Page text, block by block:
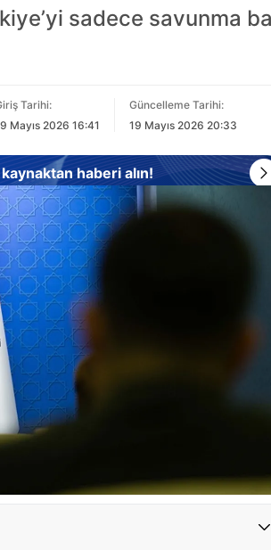
sadece savunma
Tarihi:
Mayıs 2026 16:41
Güncelleme Tarihi:
19 Mayıs 2026 20:33
haberi alın!